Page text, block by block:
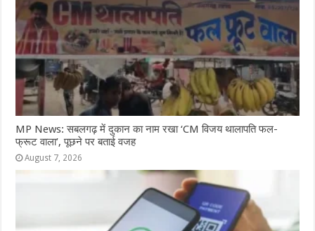
MP News: सबलगढ़ में दुकान का नाम रखा ‘CM विजय थालापति फल-
फ्रूट वाला’, पूछने पर बताई वजह
August 7, 2026